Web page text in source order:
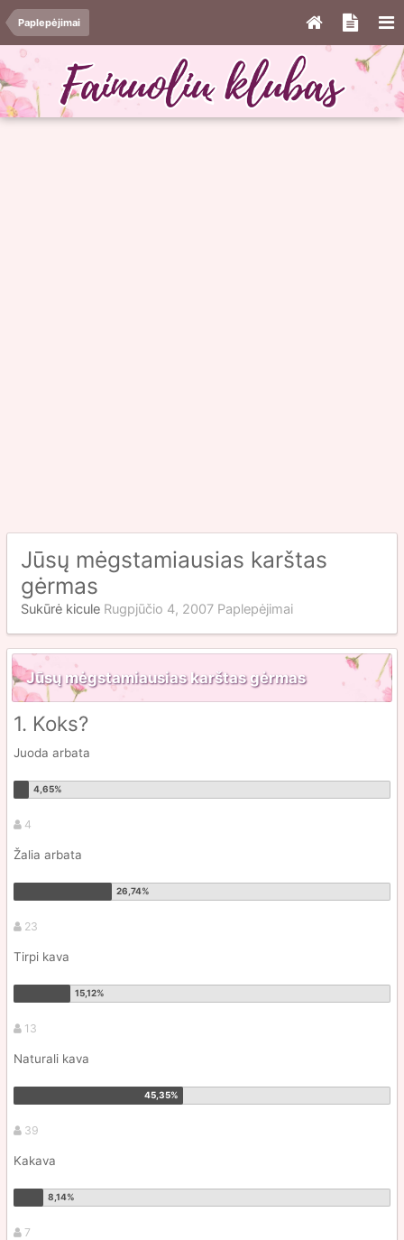
Paplepėjimai
Jūsų mėgstamiausias karštas
gėrmas
Sukūrė kicule Rugpjūčio 4, 2007 Paplepėjimai
Jūsų mėgstamiausias karštas gėrmas
1. Koks?
Juoda arbata
4
Žalia arbata
23
Tirpi kava
13
Naturali kava
39
Kakava
7